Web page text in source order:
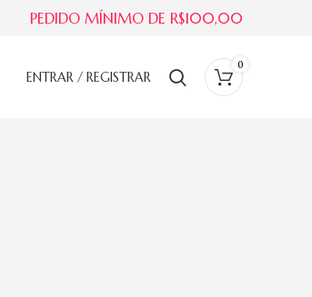
ENTRAR / REGISTRAR
0
PEDIDO MÍNIMO DE R$100,00